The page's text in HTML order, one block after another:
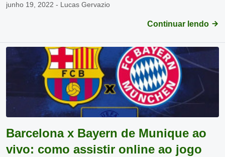
junho 19, 2022 - Lucas Gervazio
Continuar lendo
Barcelona x Bayern de Munique ao
vivo: como assistir online ao jogo